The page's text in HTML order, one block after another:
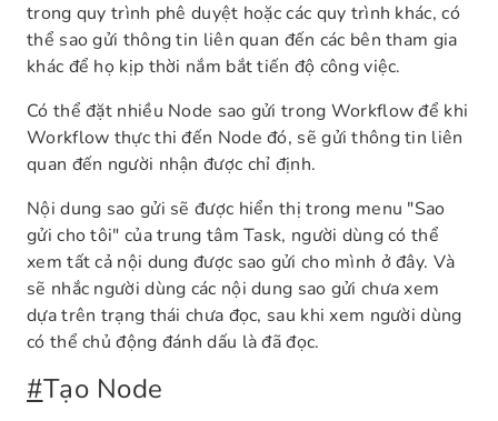
trong quy trình phê duyệt hoặc các quy trình khác, có
thể sao gửi thông tin liên quan đến các bên tham gia
khác để họ kịp thời nắm bắt tiến độ công việc.
Có thể đặt nhiều Node sao gửi trong Workflow để khi
Workflow thực thi đến Node đó, sẽ gửi thông tin liên
quan đến người nhận được chỉ định.
Nội dung sao gửi sẽ được hiển thị trong menu "Sao
gửi cho tôi" của trung tâm Task, người dùng có thể
xem tất cả nội dung được sao gửi cho mình ở đây. Và
sẽ nhắc người dùng các nội dung sao gửi chưa xem
dựa trên trạng thái chưa đọc, sau khi xem người dùng
có thể chủ động đánh dấu là đã đọc.
#Tạo Node